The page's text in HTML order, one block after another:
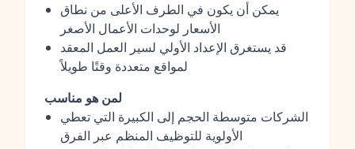
يمكن أن يكون في الطرف الأعلى من نطاق
الأسعار لوحدات الأعمال الأصغر
قد يستغرق الإعداد الأولي لسير العمل المعقد
لمواقع متعددة وقتًا طويلاً
لمن هو مناسب
الشركات متوسطة الحجم إلى الكبيرة التي تعطي
الأولوية للتوظيف المنظم عبر الفرق